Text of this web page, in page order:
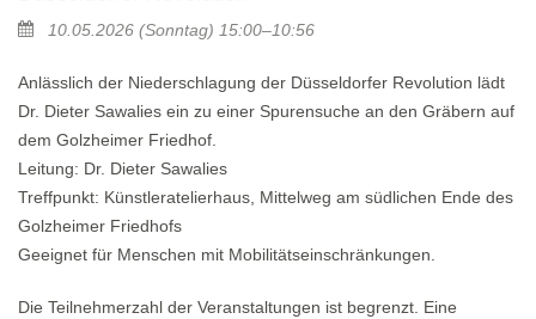
10.05.2026 (Sonntag) 15:00–10:56
Anlässlich der Niederschlagung der Düsseldorfer Revolution lädt
Dr. Dieter Sawalies ein zu einer Spurensuche an den Gräbern auf
dem Golzheimer Friedhof.
Leitung: Dr. Dieter Sawalies
Treffpunkt: Künstleratelierhaus, Mittelweg am südlichen Ende des
Golzheimer Friedhofs
Geeignet für Menschen mit Mobilitätseinschränkungen.
Die Teilnehmerzahl der Veranstaltungen ist begrenzt. Eine